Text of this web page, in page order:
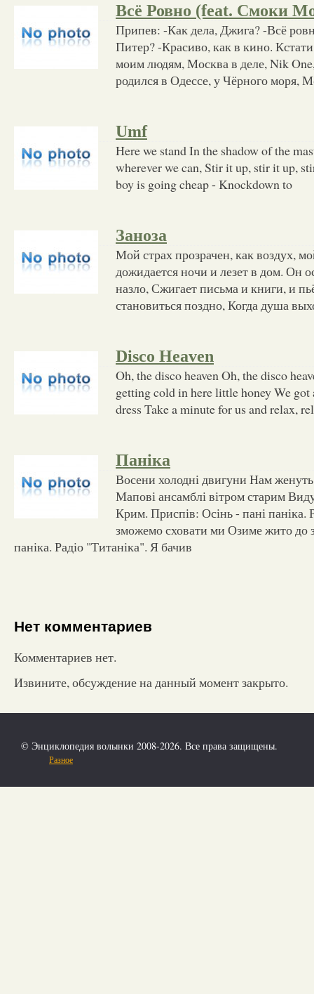
Всё Ровно (feat. Смоки
Припев: -Как дела, Джига? -Всё
Питер? -Красиво, как в кино.
моим людям, Москва в деле, Nik
родился в Одессе, у Чёрного моря,
Umf
Here we stand In the shadow of the
wherever we can, Stir it up, stir it up,
boy is going cheap - Knockdown to
Заноза
Мой страх прозрачен, как воздух,
дожидается ночи и лезет в дом. Он
назло, Сжигает письма и книги, и
становиться поздно, Когда душа
Disco Heaven
Oh, the disco heaven Oh, the disco
getting cold in here little honey We got
dress Take a minute for us and relax,
Паніка
Восени холодні двигуни Нам
Мапові ансамблі вітром старим
Крим. Приспів: Осінь - пані паніка.
зможемо сховати ми Озиме жито до
паніка. Радіо "Титаніка". Я бачив
Нет комментариев
Комментариев нет.
Извините, обсуждение на данный момент закрыто.
© Энциклопедия волынки 2008-2026. Все права защищены.
Разное